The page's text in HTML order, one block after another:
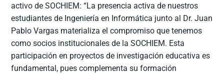
activo de SOCHIEM: “La presencia activa de nuestros
estudiantes de Ingeniería en Informática junto al Dr. Juan
Pablo Vargas materializa el compromiso que tenemos
como socios institucionales de la SOCHIEM. Esta
participación en proyectos de investigación educativa es
fundamental, pues complementa su formación